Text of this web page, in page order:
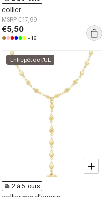
collier
MSRP €17,99
€5,50
+16
Entrepôt de l'UE
2 à 5 jours